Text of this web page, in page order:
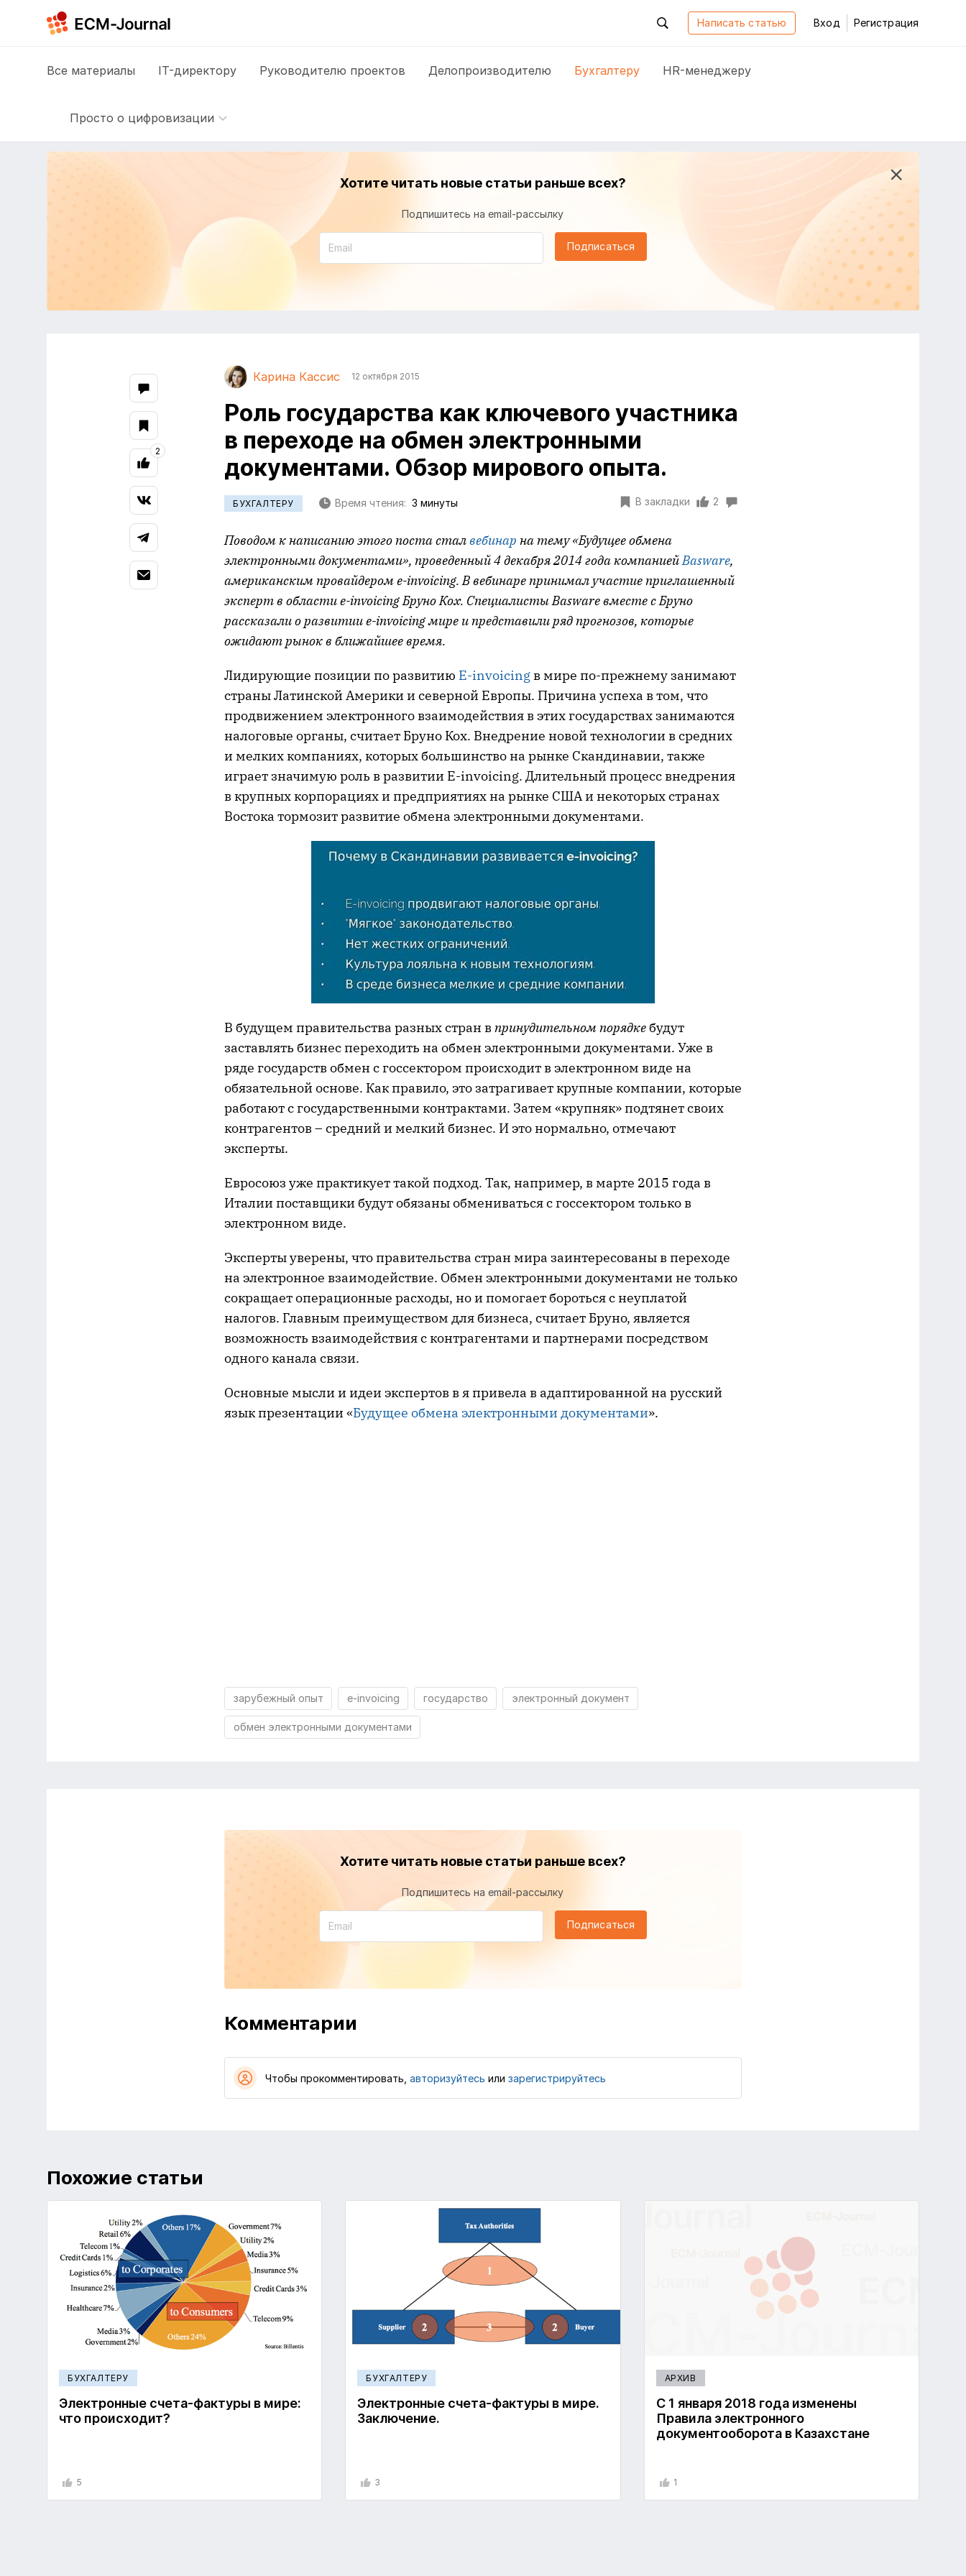
Написать статью Вход Регистрация
Все материалы IT-директору Руководителю проектов Делопроизводителю Бухгалтеру HR-менеджеру
Просто о цифровизации
Хотите читать новые статьи раньше всех?
Подпишитесь на email-рассылку
Подписаться
Карина Кассис 12 октября 2015
Роль государства как ключевого участника
в переходе на обмен электронными
документами. Обзор мирового опыта.
БУХГАЛТЕРУ Время чтения: 3 минуты В закладки 2
Поводом к написанию этого поста сталвебинар на тему «Будущее обмена
электронными документами», проведенный 4 декабря 2014 года компаниейBasware,
американским провайдеромe-invoicing. В вебинаре принимал участие приглашенный
эксперт в областиe-invoicingБруно Кох. СпециалистыBaswareвместе с Бруно
рассказали о развитииe-invoicingмире и представили ряд прогнозов, которые
ожидают рынок в ближайшее время.
Лидирующие позиции по развитию E-invoicingв мире по-прежнему занимают
страны Латинской Америки и северной Европы. Причина успеха в том, что
продвижением электронного взаимодействия в этих государствах занимаются
налоговые органы, считает Бруно Кох. Внедрение новой технологии в средних
и мелких компаниях, которых большинство на рынке Скандинавии, также
играет значимую роль в развитии E-invoicing. Длительный процесс внедрения
в крупных корпорациях и предприятиях на рынке США и некоторых странах
Востока тормозит развитие обмена электронными документами.
В будущем правительства разных стран в принудительном порядкебудут
заставлять бизнес переходить на обмен электронными документами. Уже в
ряде государств обмен с госсектором происходит в электронном виде на
обязательной основе. Как правило, это затрагивает крупные компании, которые
работают с государственными контрактами. Затем «крупняк» подтянет своих
контрагентов – средний и мелкий бизнес. И это нормально, отмечают
эксперты.
Евросоюз уже практикует такой подход. Так, например, в марте 2015 года в
Италии поставщики будут обязаны обмениваться с госсектором только в
электронном виде.
Эксперты уверены, что правительства стран мира заинтересованы в переходе
на электронное взаимодействие. Обмен электронными документами не только
сокращает операционные расходы, но и помогает бороться с неуплатой
налогов. Главным преимуществом для бизнеса, считает Бруно, является
возможность взаимодействия с контрагентами и партнерами посредством
одного канала связи.
Основные мысли и идеи экспертов в я привела в адаптированной на русский
язык презентации «Будущее обмена электронными документами».
зарубежный опыт e-invoicing государство электронный документ
обмен электронными документами
2
Хотите читать новые статьи раньше всех?
Подпишитесь на email-рассылку
Подписаться
Комментарии
Чтобы прокомментировать, авторизуйтесь или зарегистрируйтесь
Похожие статьи
БУХГАЛТЕРУ
Электронные счета-фактуры в мире:
что происходит?
5
БУХГАЛТЕРУ
Электронные счета-фактуры в мире.
Заключение.
3
АРХИВ
С 1 января 2018 года изменены
Правила электронного
документооборота в Казахстане
1